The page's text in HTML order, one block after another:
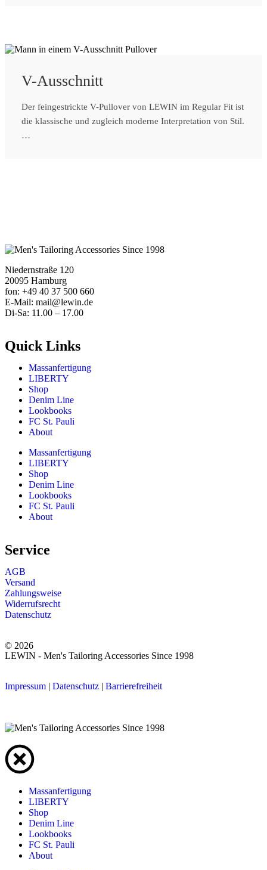
V-Ausschnitt
Der feingestrickte V-Pullover von LEWIN im Regular Fit ist
die klassische und zugleich moderne Interpretation von Stil.
…
Niedernstraße 120
20095 Hamburg
fon: +49 40 37 500 660
E-Mail: mail@lewin.de
Di-Sa: 11.00 – 17.00
Quick Links
Massanfertigung
LIBERTY
Shop
Denim Line
Lookbooks
FC St. Pauli
About
Massanfertigung
LIBERTY
Shop
Denim Line
Lookbooks
FC St. Pauli
About
Service
AGB
Versand
Zahlungsweise
Widerrufsrecht
Datenschutz
© 2026
LEWIN - Men's Tailoring Accessories Since 1998
Impressum | Datenschutz | Barrierefreiheit
Massanfertigung
LIBERTY
Shop
Denim Line
Lookbooks
FC St. Pauli
About